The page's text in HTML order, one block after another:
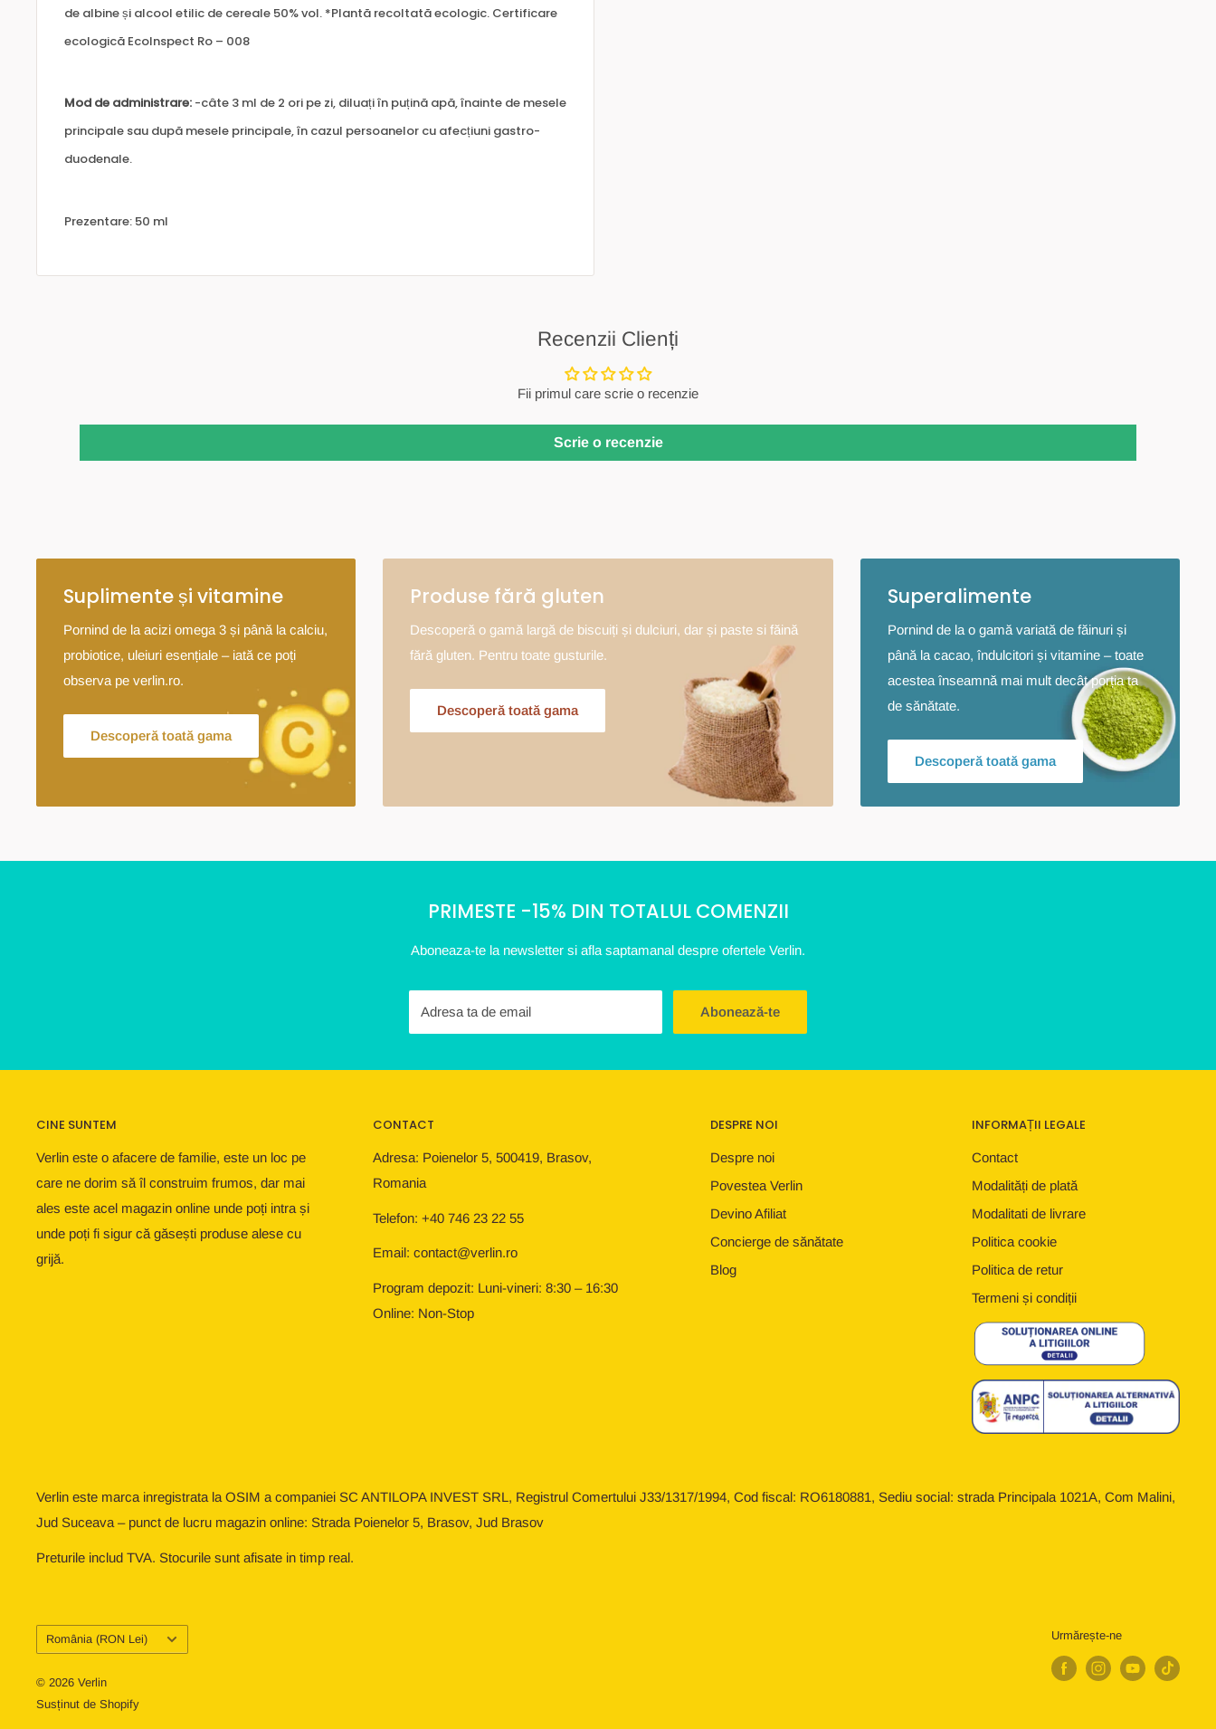
de albine și alcool etilic de cereale 50% vol. *Plantă recoltată ecologic. Certificare
ecologică EcoInspect Ro – 008
Mod de administrare: -câte 3 ml de 2 ori pe zi, diluați în puțină apă, înainte de mesele
principale sau după mesele principale, în cazul persoanelor cu afecțiuni gastro-
duodenale.
Prezentare: 50 ml
Recenzii Clienți
Fii primul care scrie o recenzie
Scrie o recenzie
Suplimente și vitamine
Pornind de la acizi omega 3 și până la calciu,
probiotice, uleiuri esențiale – iată ce poți
observa pe verlin.ro.
Descoperă toată gama
Produse fără gluten
Descoperă o gamă largă de biscuiți și dulciuri, dar și paste si făină
fără gluten. Pentru toate gusturile.
Descoperă toată gama
Superalimente
Pornind de la o gamă variată de făinuri și
până la cacao, îndulcitori și vitamine – toate
acestea înseamnă mai mult decât porția ta
de sănătate.
Descoperă toată gama
PRIMESTE -15% DIN TOTALUL COMENZII
Aboneaza-te la newsletter si afla saptamanal despre ofertele Verlin.
Adresa ta de email Abonează-te
CINE SUNTEM
Verlin este o afacere de familie, este un loc pe
care ne dorim să îl construim frumos, dar mai
ales este acel magazin online unde poți intra și
unde poți fi sigur că găsești produse alese cu
grijă.
CONTACT
Adresa: Poienelor 5, 500419, Brasov,
Romania
Telefon: +40 746 23 22 55
Email: contact@verlin.ro
Program depozit: Luni-vineri: 8:30 – 16:30
Online: Non-Stop
DESPRE NOI
Despre noi
Povestea Verlin
Devino Afiliat
Concierge de sănătate
Blog
INFORMAȚII LEGALE
Contact
Modalități de plată
Modalitati de livrare
Politica cookie
Politica de retur
Termeni și condiții
Verlin este marca inregistrata la OSIM a companiei SC ANTILOPA INVEST SRL, Registrul Comertului J33/1317/1994, Cod fiscal: RO6180881, Sediu social: strada Principala 1021A, Com Malini,
Jud Suceava – punct de lucru magazin online: Strada Poienelor 5, Brasov, Jud Brasov
Preturile includ TVA. Stocurile sunt afisate in timp real.
Țară/regiune
România (RON Lei)
© 2026 Verlin
Susținut de Shopify
Urmărește-ne